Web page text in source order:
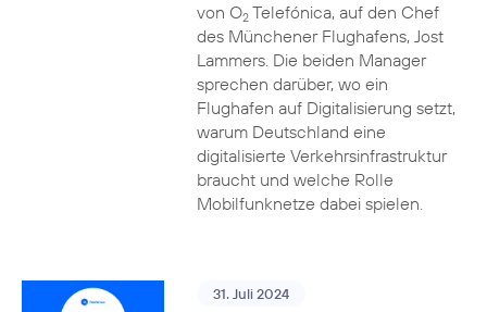
von O2Telefónica, auf den Chef
des Münchener Flughafens, Jost
Lammers. Die beiden Manager
sprechen darüber, wo ein
Flughafen auf Digitalisierung setzt,
warum Deutschland eine
digitalisierte Verkehrsinfrastruktur
braucht und welche Rolle
Mobilfunknetze dabei spielen.
31. Juli 2024